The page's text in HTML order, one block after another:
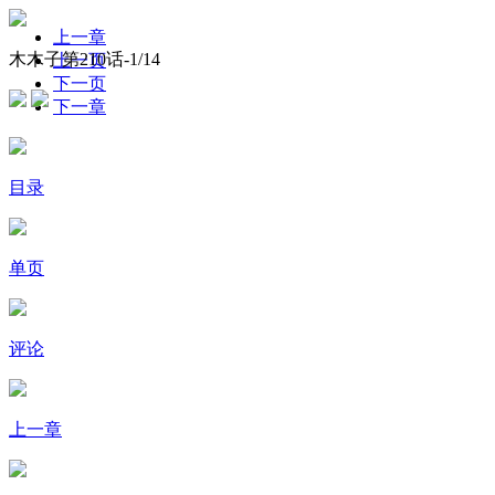
木木子第210话-1/14
上一章
上一页
下一页
下一章
目录
单页
评论
上一章